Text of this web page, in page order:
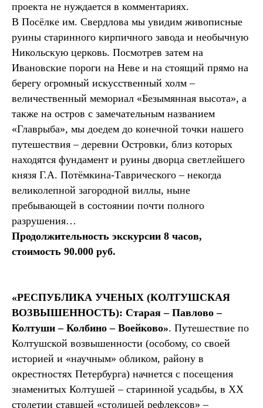
проекта не нуждается в комментариях.
В Посёлке им. Свердлова мы увидим живописные
руины старинного кирпичного завода и необычную
Никольскую церковь. Посмотрев затем на
Ивановские пороги на Неве и на стоящий прямо на
берегу огромный искусственный холм –
величественный мемориал «Безымянная высота», а
также на остров с замечательным названием
«Главрыба», мы доедем до конечной точки нашего
путешествия – деревни Островки, близ которых
находятся фундамент и руины дворца светлейшего
князя Г.А. Потёмкина-Таврического – некогда
великолепной загородной виллы, ныне
пребывающей в состоянии почти полного
разрушения…
Продолжительность экскурсии 8 часов,
стоимость 90.000 руб.
«РЕСПУБЛИКА УЧЕНЫХ (КОЛТУШСКАЯ
ВОЗВЫШЕННОСТЬ): Старая – Павлово –
Колтуши – Колбино – Воейково». Путешествие по
Колтушской возвышенности (особому, со своей
историей и «научным» обликом, району в
окрестностях Петербурга) начнется с посещения
знаменитых Колтушей – старинной усадьбы, в XX
столетии ставшей «столицей рефлексов» –